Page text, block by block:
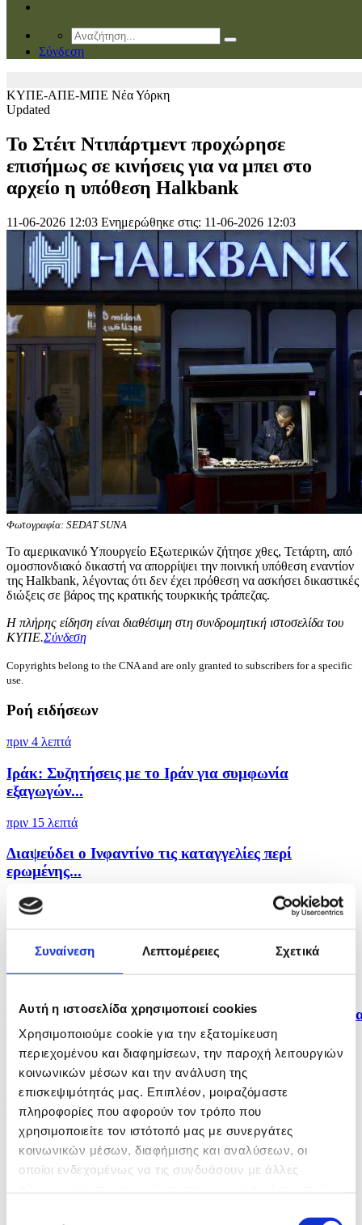
Συναίνεση Λεπτομέρειες Σχετικά
Αυτή η ιστοσελίδα χρησιμοποιεί cookies
Χρησιμοποιούμε cookie για την εξατομίκευση
περιεχομένου και διαφημίσεων, την παροχή λειτουργιών
κοινωνικών μέσων και την ανάλυση της
επισκεψιμότητάς μας. Επιπλέον, μοιραζόμαστε
πληροφορίες που αφορούν τον τρόπο που
χρησιμοποιείτε τον ιστότοπό μας με συνεργάτες
κοινωνικών μέσων, διαφήμισης και αναλύσεων, οι
οποίοι ενδεχομένως να τις συνδυάσουν με άλλες
Σύνδεση
ΚΥΠΕ-ΑΠΕ-ΜΠΕ Νέα Υόρκη
Updated
Το Στέιτ Ντιπάρτμεντ προχώρησε
επισήμως σε κινήσεις για να μπει στο
αρχείο η υπόθεση Halkbank
11-06-2026 12:03 Ενημερώθηκε στις: 11-06-2026 12:03
Φωτογραφία: SEDAT SUNA
Το αμερικανικό Υπουργείο Εξωτερικών ζήτησε χθες, Τετάρτη, από
ομοσπονδιακό δικαστή να απορρίψει την ποινική υπόθεση εναντίον
της Halkbank, λέγοντας ότι δεν έχει πρόθεση να ασκήσει δικαστικές
διώξεις σε βάρος της κρατικής τουρκικής τράπεζας.
Η πλήρης είδηση είναι διαθέσιμη στη συνδρομητική ιστοσελίδα του
ΚΥΠΕ.Σύνδεση
Copyrights belong to the CNA and are only granted to subscribers for a specific
use.
Ροή ειδήσεων
πριν 4 λεπτά
Ιράκ: Συζητήσεις με το Ιράν για συμφωνία
εξαγωγών...
πριν 15 λεπτά
Διαψεύδει ο Ινφαντίνο τις καταγγελίες περί
ερωμένης...
πριν 16 λεπτά
Η Εθνική Παίδων αγωνίζεται στο FIBA U16
EuroBasket με...
Τέταρτη σερί ήττα από την Γκοφ και αποκλεισμός
τη...
πριν 23 λεπτά
Επικυρώθηκαν οι 4 υποψηφιότητες για Προεδρία
ΕΔΕΚ, 5...